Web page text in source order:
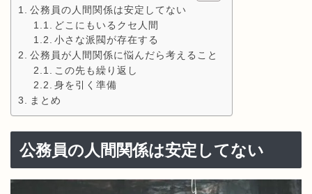
公務員の人間関係は安定してない
どこにもいるクセ人間
小さな派閥が存在する
公務員が人間関係に悩んだら考えること
この先も繰り返し
身を引く準備
まとめ
公務員の人間関係は安定してない